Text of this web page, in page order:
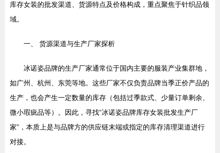
库存女装的批发渠道、货源特点及价格构成，重点聚焦于针织品领
域。
一、 货源渠道与生产厂家探析
冰诺姿品牌的生产厂家通常位于国内主要的服装产业集群地，
如广州、杭州、东莞等地。这些厂家不仅负责品牌当季正价产品的
生产，也会产生一定数量的库存（包括过季款式、少量订单剩余、
微小瑕疵品等）。因此，寻找“冰诺姿品牌库存女装批发生产厂
家”，本质上是与品牌方的供应链末端或指定的库存清理渠道进行
对接。